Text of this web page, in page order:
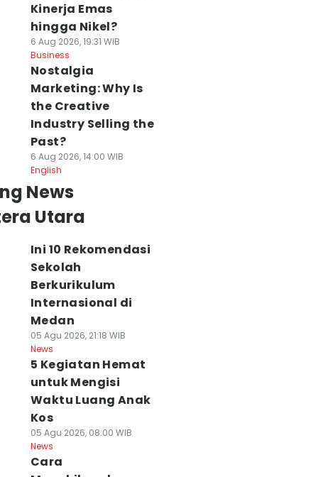
Kinerja Emas
hingga Nikel?
6 Aug 2026, 19:31 WIB
Business
Nostalgia
Marketing: Why Is
the Creative
Industry Selling the
Past?
6 Aug 2026, 14:00 WIB
English
News
Utara
Ini 10 Rekomendasi
Sekolah
Berkurikulum
Internasional di
Medan
05 Agu 2026, 21:18 WIB
News
5 Kegiatan Hemat
untuk Mengisi
Waktu Luang Anak
Kos
05 Agu 2026, 08:00 WIB
News
Cara